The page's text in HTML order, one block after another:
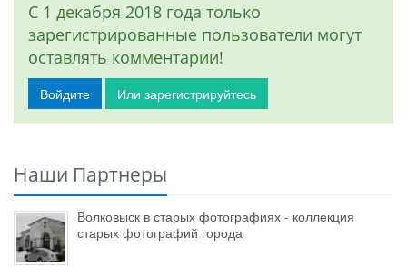
С 1 декабря 2018 года только
зарегистрированные пользователи могут
оставлять комментарии!
Войдите Или зарегистрируйтесь
Наши Партнеры
Волковыск в старых фотографиях - коллекция
старых фотографий города